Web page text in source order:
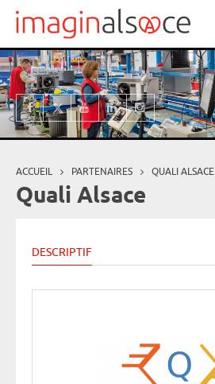
Aller au contenu principal
Vous êtes ici
ACCUEIL PARTENAIRES QUALI ALSACE
Quali Alsace
DESCRIPTIF
Panneau de gestion des cookies